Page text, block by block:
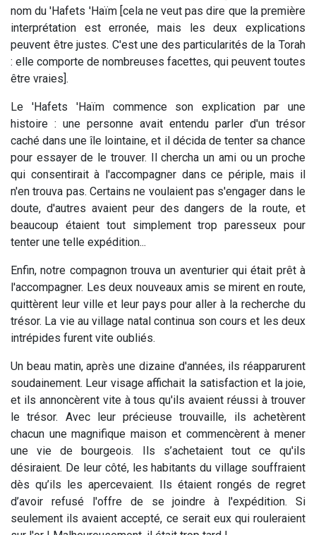
nom du 'Hafets 'Haïm [cela ne veut pas dire que la première
interprétation est erronée, mais les deux explications
peuvent être justes. C'est une des particularités de la Torah
: elle comporte de nombreuses facettes, qui peuvent toutes
être vraies].
Le 'Hafets 'Haïm commence son explication par une
histoire : une personne avait entendu parler d'un trésor
caché dans une île lointaine, et il décida de tenter sa chance
pour essayer de le trouver. Il chercha un ami ou un proche
qui consentirait à l'accompagner dans ce périple, mais il
n'en trouva pas. Certains ne voulaient pas s'engager dans le
doute, d'autres avaient peur des dangers de la route, et
beaucoup étaient tout simplement trop paresseux pour
tenter une telle expédition...
Enfin, notre compagnon trouva un aventurier qui était prêt à
l'accompagner. Les deux nouveaux amis se mirent en route,
quittèrent leur ville et leur pays pour aller à la recherche du
trésor. La vie au village natal continua son cours et les deux
intrépides furent vite oubliés.
Un beau matin, après une dizaine d'années, ils réapparurent
soudainement. Leur visage affichait la satisfaction et la joie,
et ils annoncèrent vite à tous qu'ils avaient réussi à trouver
le trésor. Avec leur précieuse trouvaille, ils achetèrent
chacun une magnifique maison et commencèrent à mener
une vie de bourgeois. Ils s’achetaient tout ce qu'ils
désiraient. De leur côté, les habitants du village souffraient
dès qu’ils les apercevaient. Ils étaient rongés de regret
d’avoir refusé l'offre de se joindre à l'expédition. Si
seulement ils avaient accepté, ce serait eux qui rouleraient